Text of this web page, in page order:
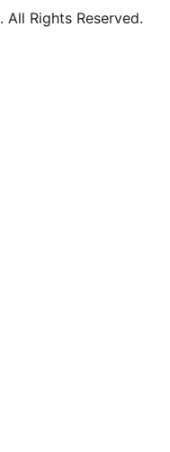
. All Rights Reserved.